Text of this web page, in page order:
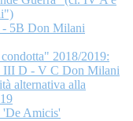
- 5B Don Milani
2018/2019:
III D - V C Don Milani
alternativa alla
'De Amicis'